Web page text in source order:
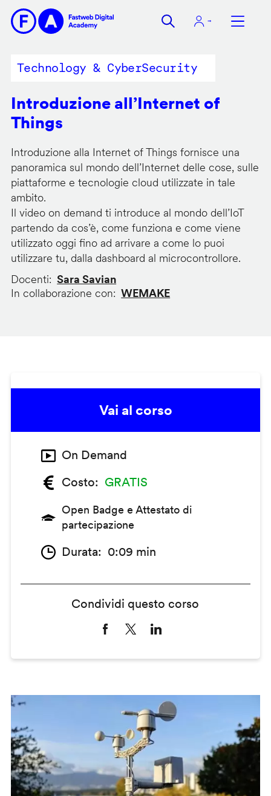
contenuto
Technology & CyberSecurity
Introduzione all’Internet of
Things
Introduzione alla Internet of Things fornisce una
panoramica sul mondo dell’Internet delle cose, sulle
piattaforme e tecnologie cloud utilizzate in tale
ambito.
Il video on demand ti introduce al mondo dell’IoT
partendo da cos’è, come funziona e come viene
utilizzato oggi fino ad arrivare a come lo puoi
utilizzare tu, dalla dashboard al microcontrollore.
Docenti
Sara Savian
In collaborazione con
WEMAKE
Vai al corso
On Demand
Costo
GRATIS
Open Badge e Attestato di
partecipazione
Durata 0:09 min
Condividi questo corso